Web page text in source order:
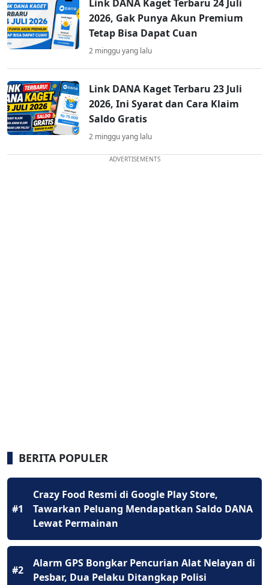
Link DANA Kaget Terbaru 24 Juli
2026, Gak Punya Akun Premium
Tetap Bisa Dapat Cuan
2 minggu yang lalu
Link DANA Kaget Terbaru 23 Juli
2026, Ini Syarat dan Cara Klaim
Saldo Gratis
2 minggu yang lalu
ADVERTISEMENTS
BERITA POPULER
#1
Crazy Food Resmi di Google Play Store,
Tawarkan Peluang Mendapatkan Saldo DANA
Lewat Permainan
#2
Alarm GPS Bongkar Pencurian Alat Nelayan di
Pesbar, Dua Pelaku Ditangkap Polisi